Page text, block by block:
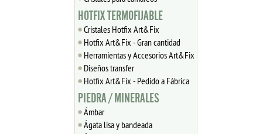
HOTFIX TERMOFIJABLE
Cristales Hotfix Art&Fix
Hotfix Art&Fix - Gran cantidad
Herramientas y Accesorios Art&Fix
Diseños transfer
Hotfix Art&Fix - Pedido a Fábrica
PIEDRA / MINERALES
Ámbar
Ágata lisa y bandeada